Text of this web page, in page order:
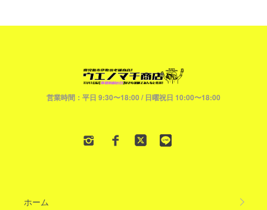
営業時間：平日 9:30〜18:00 / 日曜祝日 10:00〜18:00
ホーム